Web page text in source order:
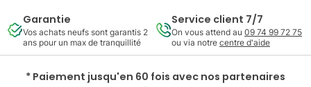
Garantie
Vos achats neufs sont garantis 2
ans pour un max de tranquillité
Service client 7/7
On vous attend au 09 74 99 72 75
ou via notre centre d'aide
* Paiement jusqu'en 60 fois avec nos partenaires